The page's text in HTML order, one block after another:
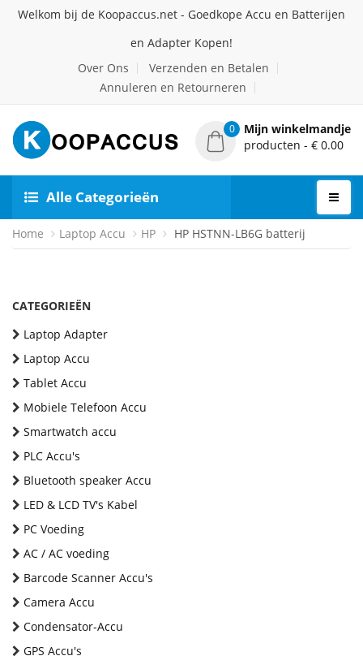
Welkom bij de Koopaccus.net - Goedkope Accu en Batterijen
en Adapter Kopen!
Over Ons
Verzenden en Betalen
Annuleren en Retourneren
0
Mijn winkelmandje
producten - € 0.00
Alle Categorieën
Home Laptop Accu HP HP HSTNN-LB6G batterij
CATEGORIEËN
Laptop Adapter
Laptop Accu
Tablet Accu
Mobiele Telefoon Accu
Smartwatch accu
PLC Accu's
Bluetooth speaker Accu
LED & LCD TV's Kabel
PC Voeding
AC / AC voeding
Barcode Scanner Accu's
Camera Accu
Condensator-Accu
GPS Accu's